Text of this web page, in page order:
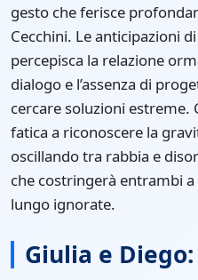
gesto che ferisce
Cecchini. Le anticipazioni di
percepisca la relazione
dialogo e l’assenza di
cercare soluzioni estreme.
fatica a riconoscere la
oscillando tra rabbia e
che costringerà entrambi
lungo ignorate.
Giulia e